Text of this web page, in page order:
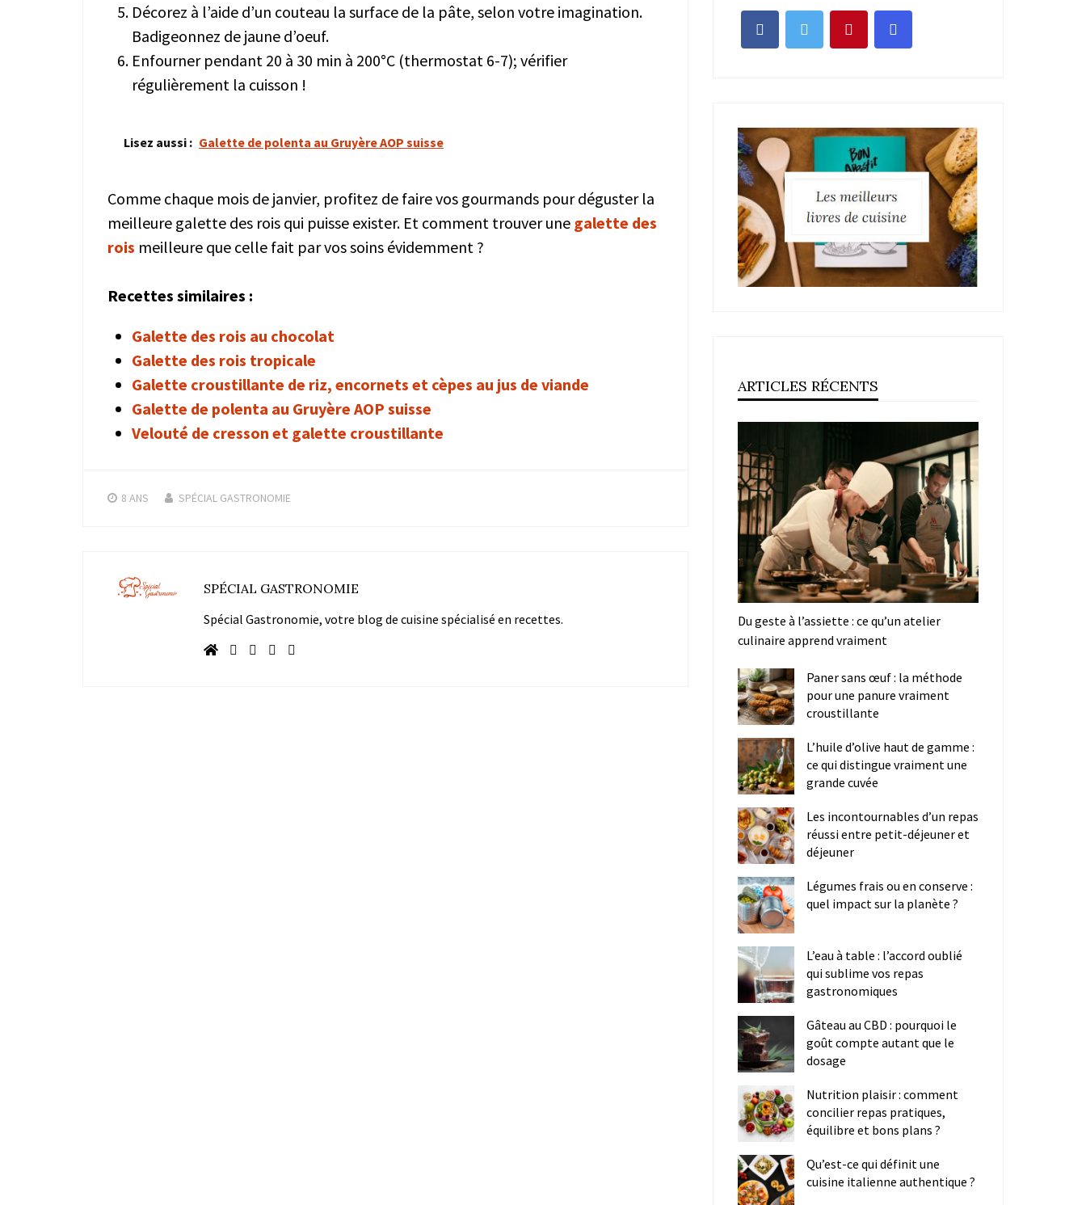
Décorez à l’aide d’un couteau la surface de la pâte, selon votre imagination.
Badigeonnez de jaune d’oeuf.
Enfourner pendant 20 à 30 min à 200°C (thermostat 6-7); vérifier
régulièrement la cuisson !
Lisez aussi : Galette de polenta au Gruyère AOP suisse
Comme chaque mois de janvier, profitez de faire vos gourmands pour déguster la
meilleure galette des rois qui puisse exister. Et comment trouver une galette des
rois meilleure que celle fait par vos soins évidemment ?
Recettes similaires :
Galette des rois au chocolat
Galette des rois tropicale
Galette croustillante de riz, encornets et cèpes au jus de viande
Galette de polenta au Gruyère AOP suisse
Velouté de cresson et galette croustillante
8 ANS SPÉCIAL GASTRONOMIE
SPÉCIAL GASTRONOMIE
Spécial Gastronomie, votre blog de cuisine spécialisé en recettes.
ARTICLES RÉCENTS
Du geste à l’assiette : ce qu’un atelier
culinaire apprend vraiment
Paner sans œuf : la méthode
pour une panure vraiment
croustillante
L’huile d’olive haut de gamme :
ce qui distingue vraiment une
grande cuvée
Les incontournables d’un repas
réussi entre petit-déjeuner et
déjeuner
Légumes frais ou en conserve :
quel impact sur la planète ?
L’eau à table : l’accord oublié
qui sublime vos repas
gastronomiques
Gâteau au CBD : pourquoi le
goût compte autant que le
dosage
Nutrition plaisir : comment
concilier repas pratiques,
équilibre et bons plans ?
Qu’est-ce qui définit une
cuisine italienne authentique ?